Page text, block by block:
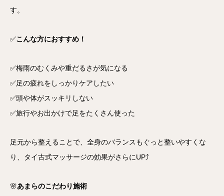
す。
✅こんな方におすすめ！
✅梅雨のむくみや重だるさが気になる
✅足の疲れをしっかりケアしたい
✅頭や体がスッキリしない
✅旅行やお出かけで足をたくさん使った
足元から整えることで、全身のバランスもぐっと整いやすくな
り、タイ古式マッサージの効果がさらにUP⤴️
🌸あまらのこだわり施術